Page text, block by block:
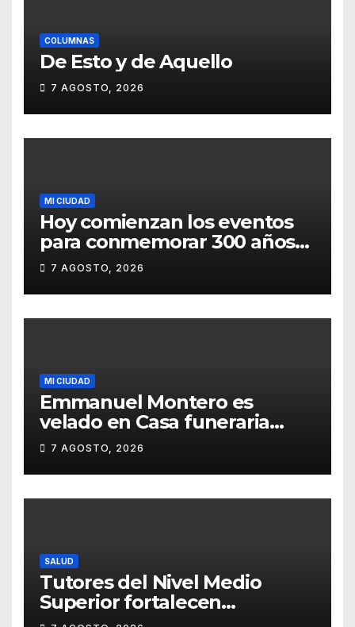
COLUMNAS
De Esto y de Aquello
7 AGOSTO, 2026
MI CIUDAD
Hoy comienzan los eventos
para conmemorar 300 años
del templo de San Roque
7 AGOSTO, 2026
MI CIUDAD
Emmanuel Montero es
velado en Casa funeraria
Forasté
7 AGOSTO, 2026
SALUD
Tutores del Nivel Medio
Superior fortalecen
estrategias para la